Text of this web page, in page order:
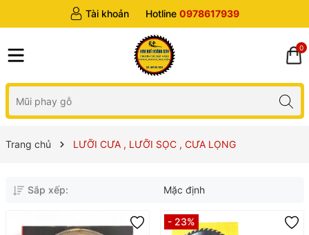
Tài khoản Hotline 0978617939
0
Trang chủ LƯỠI CƯA , LƯỠI SỌC , CƯA LỌNG
Sắp xếp: Mặc định
- 23%